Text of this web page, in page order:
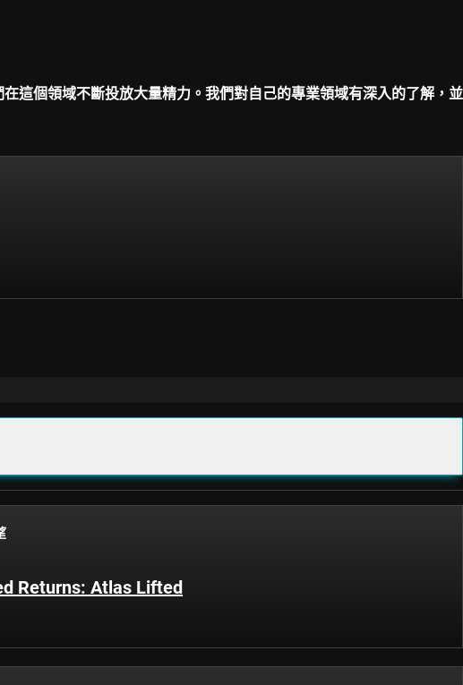
這個領域不斷投放大量精力。我們對自己的專業領域有深入的了解，並
Returns: Atlas Lifted